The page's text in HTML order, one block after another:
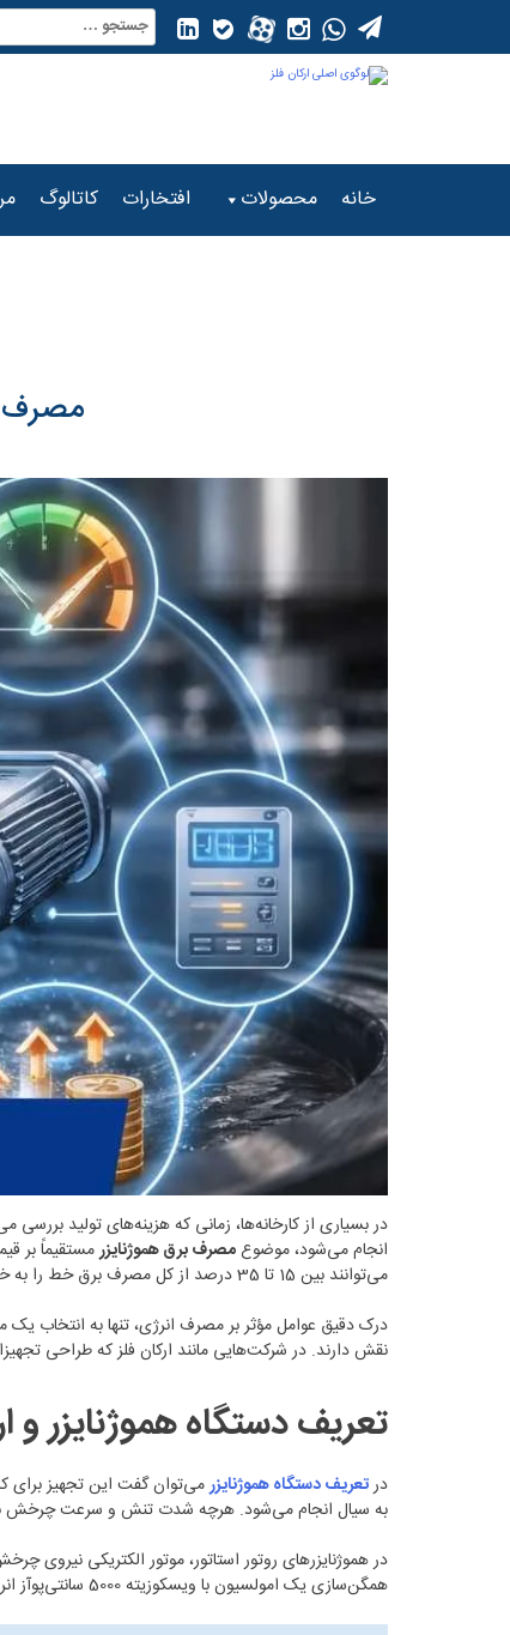
جستجو
برای:
خانه محصولات افتخارات کاتالوگ
مصرف
در بسیاری از کارخانه‌ها، زمانی که هزینه‌های تولید
انجام می‌شود، موضوعمصرف برق هموژنایزرمستقیماً بر
می‌توانند بین 15 تا 35 درصد از کل مصرف برق خط را به خود اختصاص دهند. این عدد زمانی اهمیت بیشتری پیدا می‌کند که تولید به‌صورت سه شیفت و در مقیاس بالا انجام شود.
درک دقیق عوامل مؤثر بر مصرف انرژی، تنها به انتخاب
نقش دارند. در شرکت‌هایی مانند ارکان فلز که طراحی
تعریف دستگاه هموژنایزر و
درتعریف دستگاه هموژنایزرمی‌توان گفت این تجهیز برای
به سیال انجام می‌شود. هرچه شدت تنش و سرعت چرخش
در هموژنایزرهای روتور استاتور، موتور الکتریکی
همگن‌سازی یک امولسیون با ویسکوزیته 5000 سانتی‌پوآز انرژی بسیار بیشتری نسبت به یک محلول رقیق با ویسکوزیته 200 سانتی‌پوآز نیاز دارد.